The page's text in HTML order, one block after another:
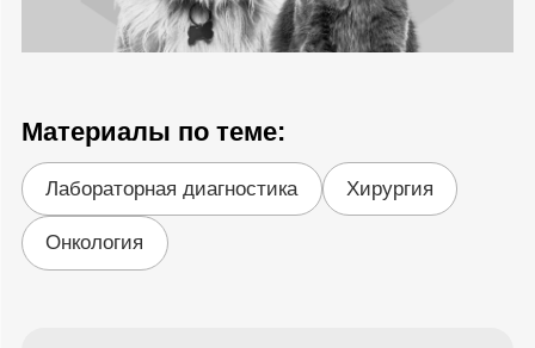
Материалы по теме:
Лабораторная диагностика Хирургия
Онкология